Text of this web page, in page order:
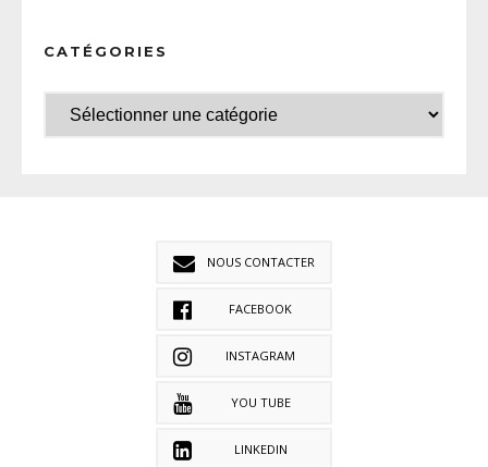
CATÉGORIES
NOUS CONTACTER
FACEBOOK
INSTAGRAM
YOU TUBE
LINKEDIN